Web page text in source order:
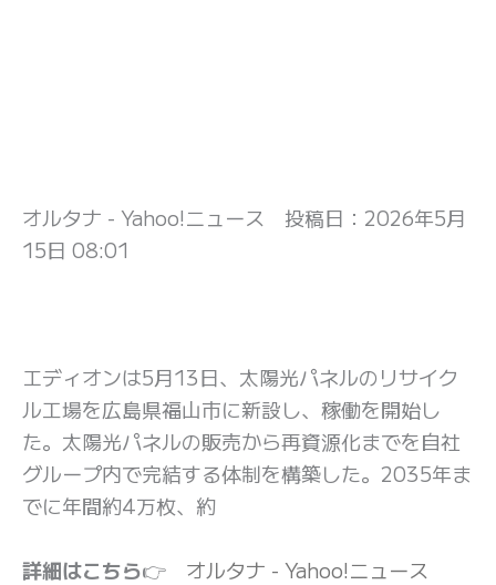
オルタナ - Yahoo!ニュース 投稿日： 2026年5月
15日 08:01
エディオンは5月13日、太陽光パネルのリサイク
ル工場を広島県福山市に新設し、稼働を開始し
た。太陽光パネルの販売から再資源化までを自社
グループ内で完結する体制を構築した。2035年ま
でに年間約4万枚、約
詳細はこちら👉 オルタナ - Yahoo!ニュース